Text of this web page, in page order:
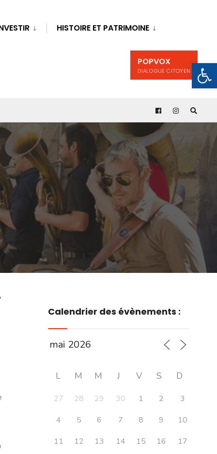
HISTOIRE ET PATRIMOINE
POPVOX
DIALOGUE CITOYEN
Calendrier des évènements :
L M M J V S D
27 28 29 30 1 2
3
4
5 6 7 8 9
10
11
12 13 14 15 16
17